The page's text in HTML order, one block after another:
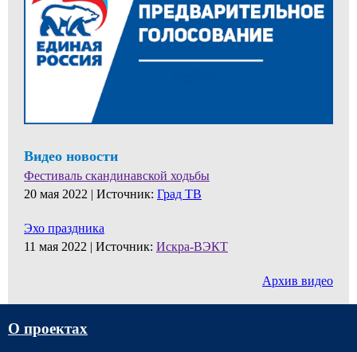
Видео новости
Фестиваль скандинавской ходьбы
20 мая 2022 | Источник: Град ТВ
Эхо праздника
11 мая 2022 | Источник: Искра-ВЭКТ
Архив видео
О проектах